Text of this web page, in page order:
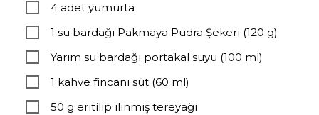
4 adet yumurta
1 su bardağı Pakmaya Pudra Şekeri (120 g)
Yarım su bardağı portakal suyu (100 ml)
1 kahve fincanı süt (60 ml)
50 g eritilip ılınmış tereyağı